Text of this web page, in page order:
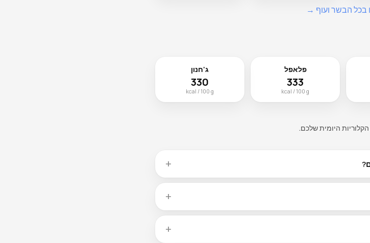
בכל הבשר ועוף →
פלאפל
333
kcal / 100 g
ג'חנון
330
kcal / 100 g
היומית שלכם.
ברווז מספק 19 גרם חלבון ל-100 גרם, מה שתחרותי עם רוב סוגי הבשר. חזה עוף בדרך כלל מציע 31 גרם, בקר כ-26 גרם
עם 28.4 גרם שומן ל-100 גרם, ניתן להעריך היכן ברווז נמצא על הסקאלה. נתחים עם פחות מ-10 גרם שומן ל-100 גרם
או אפייה במקום טיגון יכולים להפחית עוד את תכולת השומן.